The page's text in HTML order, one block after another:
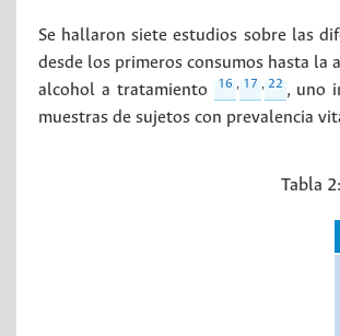
Se hallaron siete estudios sobre las
desde los primeros consumos hasta la
alcohol a tratamiento
16 , 17 , 22 , uno
muestras de sujetos con prevalencia
Tabla 2: